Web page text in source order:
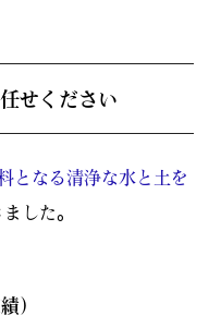
せください
となる清浄な水と土を
した。
）